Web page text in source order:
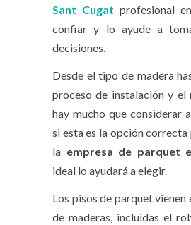
Sant Cugat profesional
confiar y lo ayude a
decisiones.
Desde el tipo de madera
proceso de instalación y el
hay mucho que considerar
si esta es la opción correcta
la empresa de parquet
ideal lo ayudará a elegir.
Los pisos de parquet vienen
de maderas, incluidas el